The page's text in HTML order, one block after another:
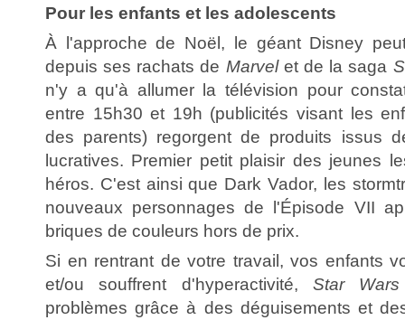
Pour les enfants et les adolescents
À l'approche de Noël, le géant Disney
depuis ses rachats de Marvelet de la saga
n'y a qu'à allumer la télévision pour
entre 15h30 et 19h (publicités visant les
des parents) regorgent de produits issus
lucratives. Premier petit plaisir des jeunes
héros. C'est ainsi que Dark Vador, les
nouveaux personnages de l'Épisode VII
briques de couleurs hors de prix.
Si en rentrant de votre travail, vos enfants
et/ou souffrent d'hyperactivité, Star Wars
problèmes grâce à des déguisements et